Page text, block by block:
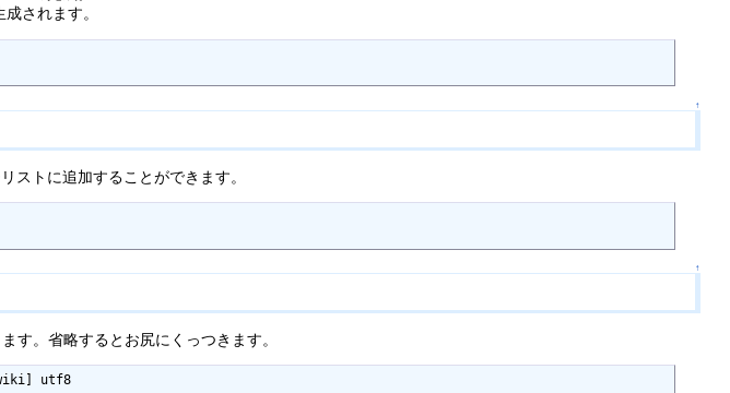
されます。
↑
ストに追加することができます。
↑
す。省略するとお尻にくっつきます。
utf8